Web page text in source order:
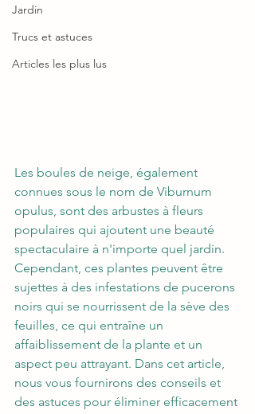
Jardin
Trucs et astuces
Articles les plus lus
Les boules de neige, également
connues sous le nom de Viburnum
opulus, sont des arbustes à fleurs
populaires qui ajoutent une beauté
spectaculaire à n'importe quel jardin.
Cependant, ces plantes peuvent être
sujettes à des infestations de pucerons
noirs qui se nourrissent de la sève des
feuilles, ce qui entraîne un
affaiblissement de la plante et un
aspect peu attrayant. Dans cet article,
nous vous fournirons des conseils et
des astuces pour éliminer efficacement